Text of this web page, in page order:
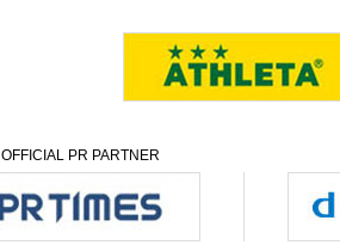
OFFICIAL PR PARTNER